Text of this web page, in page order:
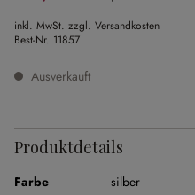
inkl. MwSt. zzgl. Versandkosten
Best-Nr. 11857
Ausverkauft
Produktdetails
Farbe
silber